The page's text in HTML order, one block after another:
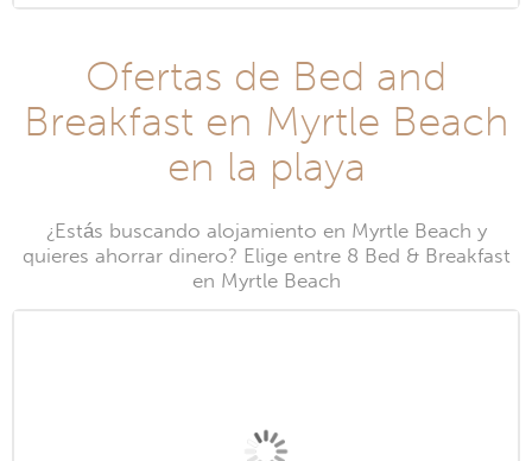
Ofertas de Bed and
Breakfast en Myrtle Beach
en la playa
¿Estás buscando alojamiento en Myrtle Beach y
quieres ahorrar dinero? Elige entre 8 Bed & Breakfast
en Myrtle Beach